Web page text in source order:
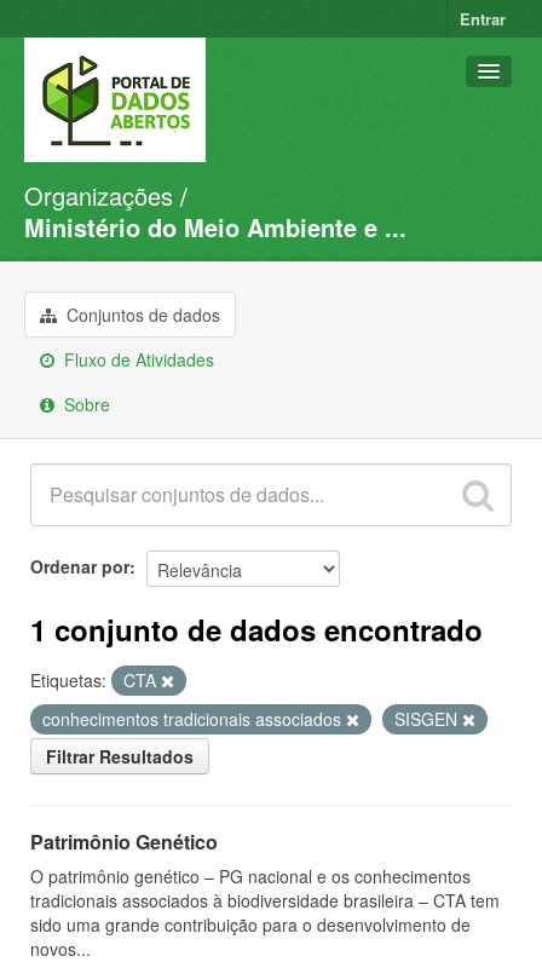
Entrar
Conjuntos de dados
Organizações
Sobre
Organizações
Ministério do Meio Ambiente e ...
Conjuntos de dados
Fluxo de Atividades
Sobre
Ordenar por
1 conjunto de dados encontrado
Etiquetas:
CTA
conhecimentos tradicionais associados
SISGEN
Filtrar Resultados
Patrimônio Genético
O patrimônio genético – PG nacional e os conhecimentos
tradicionais associados à biodiversidade brasileira – CTA tem
sido uma grande contribuição para o desenvolvimento de
novos...